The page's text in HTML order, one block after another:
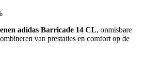
adidas Barricade 14 CL, onmisbare
van prestaties en comfort op de